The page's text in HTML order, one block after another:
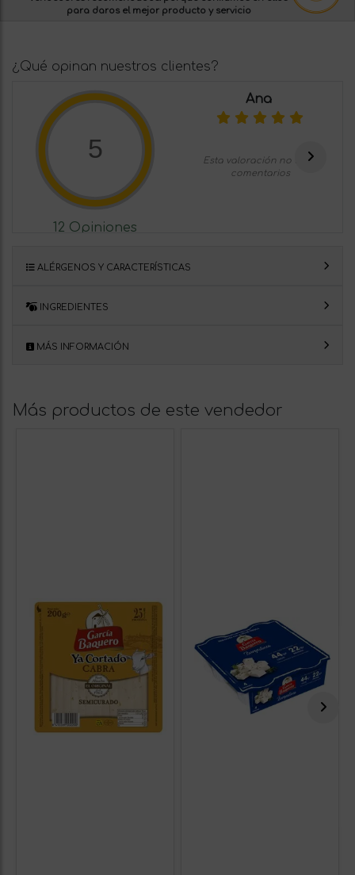
para daros el mejor producto y servicio
¿Qué opinan nuestros clientes?
5
12 Opiniones
Ana
Esta valoración no tiene
comentarios
ALÉRGENOS Y CARACTERÍSTICAS
INGREDIENTES
MÁS INFORMACIÓN
Más productos de este vendedor